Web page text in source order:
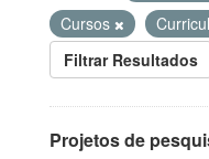
Cursos
Filtrar Resultados
Projetos de